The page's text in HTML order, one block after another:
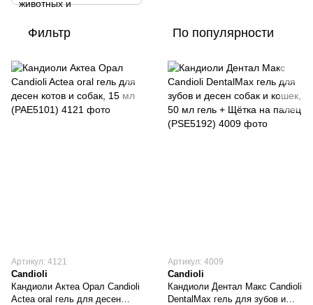
Фильтр По популярности
Артикул: 4121
Candioli
Кандиоли Актеа Орал Candioli
Actea oral гель для десен
Артикул: 4009
Candioli
Кандиоли Дентал Макс Candioli
DentalMax гель для зубов и